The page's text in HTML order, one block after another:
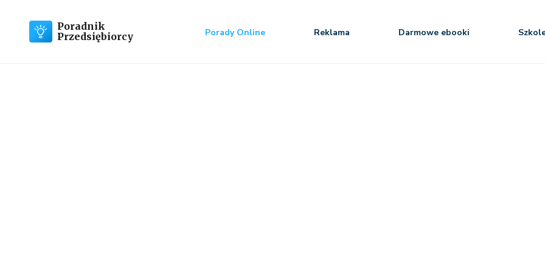
Poradnik
Przedsiębiorcy
Porady Online Reklama Darmowe ebooki